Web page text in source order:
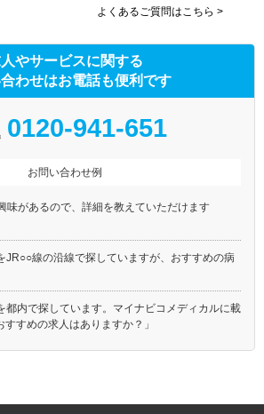
よくあるご質問はこちら >
やサービスに関する
わせはお電話も便利です
0120-941-651
お問い合わせ例
味があるので、詳細を教えていただけます
JR○○線の沿線で探していますが、おすすめの病
都内で探しています。マイナビコメディカルに載
すめの求人はありますか？」